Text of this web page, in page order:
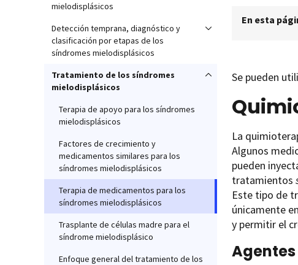
mielodisplásicos
Detección temprana, diagnóstico y
clasificación por etapas de los
síndromes mielodisplásicos
Tratamiento de los síndromes
mielodisplásicos
Terapia de apoyo para los síndromes
mielodisplásicos
Factores de crecimiento y
medicamentos similares para los
síndromes mielodisplásicos
Terapia de medicamentos para los
síndromes mielodisplásicos
Trasplante de células madre para el
síndrome mielodisplásico
Enfoque general del tratamiento de los
En esta
Se pueden
La
Algunos
pueden
tratamientos
Este tipo de
únicamente
y permitir el